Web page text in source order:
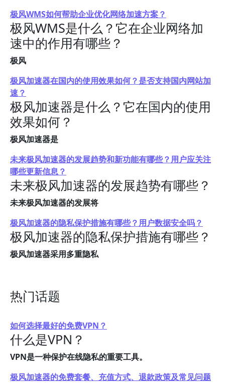
极风WMS如何帮助企业优化网络加速方案？
极风WMS是什么？它在企业网络加
速中的作用有哪些？
极风
极风加速器在国内的使用效果如何？是否支持国内网站加
速？
极风加速器是什么？它在国内的使用
效果如何？
极风加速器是
未来极风加速器的发展趋势和新功能有哪些？用户应关注
哪些更新信息？
未来极风加速器的发展趋势有哪些？
未来极风加速器的发展将
极风加速器的隐私保护措施有哪些？用户数据安全吗？
极风加速器的隐私保护措施有哪些？
极风加速器采用多重隐私
热门话题
如何选择最好的免费VPN？
什么是VPN？
VPN是一种保护在线隐私的重要工具。
极风加速器的免费套餐、充值方式、退款政策及常见问题